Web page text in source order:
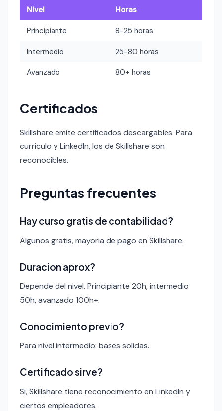
Nivel Horas
Principiante 8-25 horas
Intermedio 25-80 horas
Avanzado 80+ horas
Certificados
Skillshare emite certificados descargables. Para
curriculo y LinkedIn, los de Skillshare son
reconocibles.
Preguntas frecuentes
Hay curso gratis de contabilidad?
Algunos gratis, mayoria de pago en Skillshare.
Duracion aprox?
Depende del nivel. Principiante 20h, intermedio
50h, avanzado 100h+.
Conocimiento previo?
Para nivel intermedio: bases solidas.
Certificado sirve?
Si, Skillshare tiene reconocimiento en LinkedIn y
ciertos empleadores.